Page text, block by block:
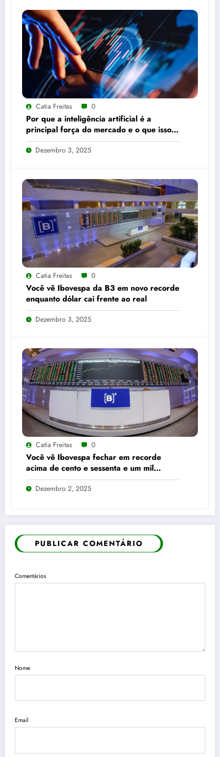
Catia Freitas 0
Por que a inteligência artificial é a
principal força do mercado e o que isso
significa para seus investimentos
Dezembro 3, 2025
Catia Freitas 0
Você vê Ibovespa da B3 em novo recorde
enquanto dólar cai frente ao real
Dezembro 3, 2025
Catia Freitas 0
Você vê Ibovespa fechar em recorde
acima de cento e sessenta e um mil
pontos enquanto dólar recua para cinco
reais e trinta e três centavos
Dezembro 2, 2025
PUBLICAR COMENTÁRIO
Comentários
Nome
Email